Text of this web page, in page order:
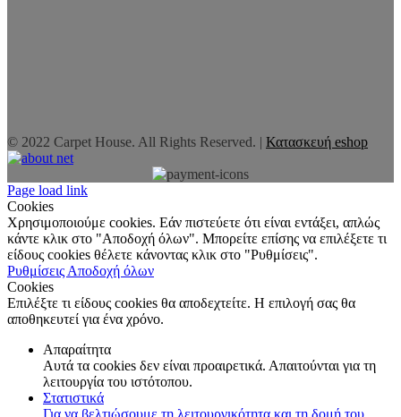
© 2022 Carpet House. All Rights Reserved. | Κατασκευή eshop
Page load link
Cookies
Χρησιμοποιούμε cookies. Εάν πιστεύετε ότι είναι εντάξει, απλώς
κάντε κλικ στο "Αποδοχή όλων". Μπορείτε επίσης να επιλέξετε τι
είδους cookies θέλετε κάνοντας κλικ στο "Ρυθμίσεις".
Ρυθμίσεις Αποδοχή όλων
Cookies
Επιλέξτε τι είδους cookies θα αποδεχτείτε. Η επιλογή σας θα
αποθηκευτεί για ένα χρόνο.
Απαραίτητα
Αυτά τα cookies δεν είναι προαιρετικά. Απαιτούνται για τη
λειτουργία του ιστότοπου.
Στατιστικά